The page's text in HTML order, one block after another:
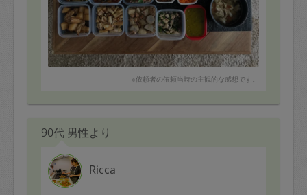
※依頼者の依頼当時の主観的な感想です。
90代 男性より
Ricca